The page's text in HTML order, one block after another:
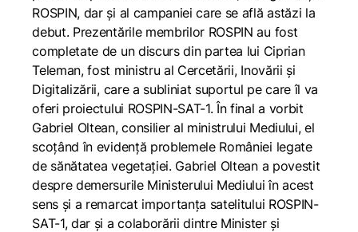
ROSPIN, dar și al campaniei care se află astăzi la
debut. Prezentările membrilor ROSPIN au fost
completate de un discurs din partea lui Ciprian
Teleman, fost ministru al Cercetării, Inovării și
Digitalizării, care a subliniat suportul pe care îl va
oferi proiectului ROSPIN-SAT-1. În final a vorbit
Gabriel Oltean, consilier al ministrului Mediului, el
scoțând în evidență problemele României legate
de sănătatea vegetației. Gabriel Oltean a povestit
despre demersurile Ministerului Mediului în acest
sens și a remarcat importanța satelitului ROSPIN-
SAT-1, dar și a colaborării dintre Minister și